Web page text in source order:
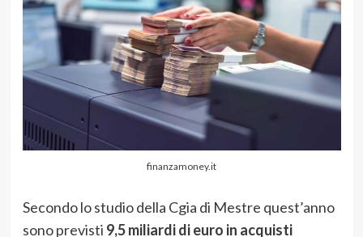
finanzamoney.it
Secondo lo studio della Cgia di Mestre quest’anno
sono previsti 9,5 miliardi di euro in acquisti